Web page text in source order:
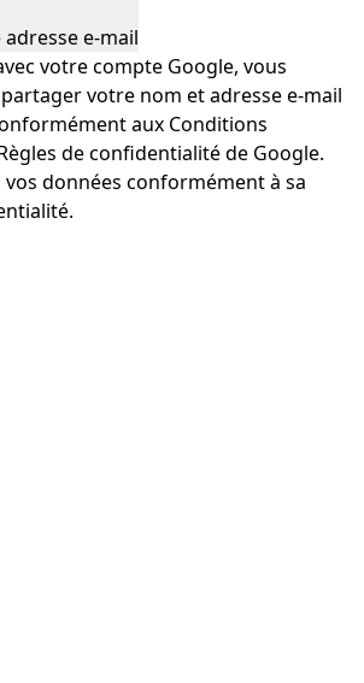
e-mail
votre compte Google, vous
votre nom et adresse e-mail
aux Conditions
de confidentialitéde Google.
données conformément à sa